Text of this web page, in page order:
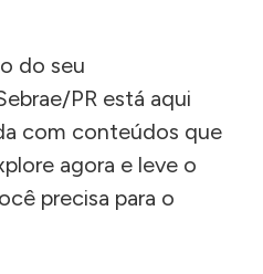
do seu
PR está aqui
com conteúdos que
agora e leve o
precisa para o